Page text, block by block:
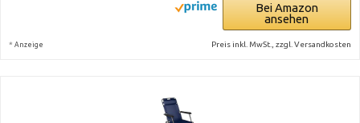
Bei Amazon
ansehen
* Anzeige Preis inkl. MwSt., zzgl. Versandkosten